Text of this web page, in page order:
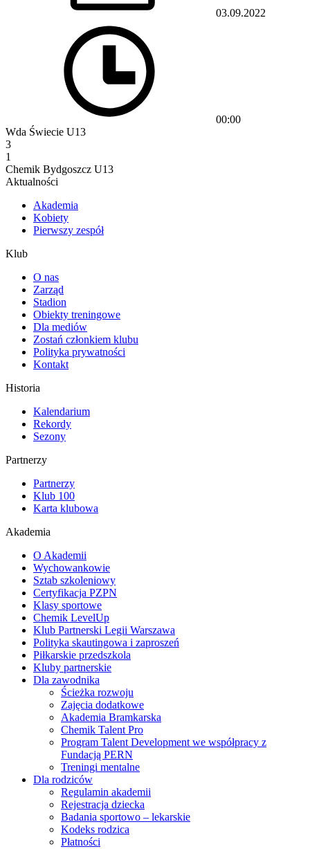
03.09.2022
00:00
Wda Świecie U13
3
1
Chemik Bydgoszcz U13
Aktualności
Akademia
Kobiety
Pierwszy zespół
Klub
O nas
Zarząd
Stadion
Obiekty treningowe
Dla mediów
Zostań członkiem klubu
Polityka prywatności
Kontakt
Historia
Kalendarium
Rekordy
Sezony
Partnerzy
Partnerzy
Klub 100
Karta klubowa
Akademia
O Akademii
Wychowankowie
Sztab szkoleniowy
Certyfikacja PZPN
Klasy sportowe
Chemik LevelUp
Klub Partnerski Legii Warszawa
Polityka skautingowa i zaproszeń
Piłkarskie przedszkola
Kluby partnerskie
Dla zawodnika
Ścieżka rozwoju
Zajęcia dodatkowe
Akademia Bramkarska
Chemik Talent Pro
Program Talent Development we współpracy z
Fundacją PERN
Treningi mentalne
Dla rodziców
Regulamin akademii
Rejestracja dziecka
Badania sportowo – lekarskie
Kodeks rodzica
Płatności